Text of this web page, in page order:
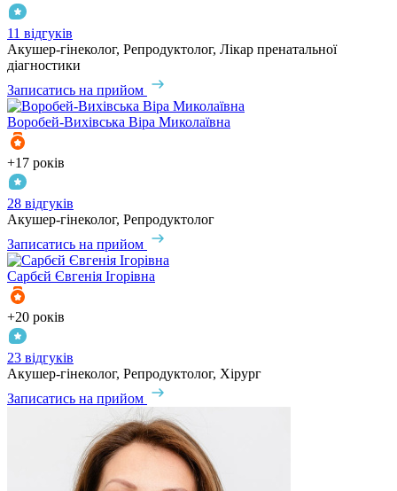
11 відгуків
Акушер-гінеколог, Репродуктолог, Лікар пренатальної
діагностики
Записатись на прийом
Воробей-Вихівська Віра Миколаївна
+17 років
28 відгуків
Акушер-гінеколог, Репродуктолог
Записатись на прийом
Сарбєй Євгенія Ігорівна
+20 років
23 відгуків
Акушер-гінеколог, Репродуктолог, Хірург
Записатись на прийом